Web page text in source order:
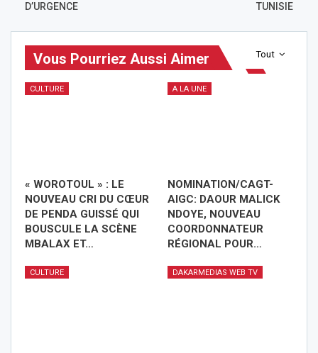
D’URGENCE
TUNISIE
Tout
Vous Pourriez Aussi Aimer
CULTURE
« WOROTOUL » : LE
NOUVEAU CRI DU CŒUR
DE PENDA GUISSÉ QUI
BOUSCULE LA SCÈNE
MBALAX ET…
A LA UNE
NOMINATION/CAGT-
AIGC: DAOUR MALICK
NDOYE, NOUVEAU
COORDONNATEUR
RÉGIONAL POUR…
CULTURE DAKARMEDIAS WEB TV